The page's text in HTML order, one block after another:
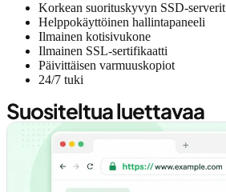
Korkean suorituskyvyn SSD-serverit
Helppokäyttöinen hallintapaneeli
Ilmainen kotisivukone
Ilmainen SSL-sertifikaatti
Päivittäisen varmuuskopiot
24/7 tuki
Suositeltua luettavaa